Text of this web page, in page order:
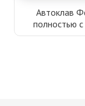
Автоклав
полностью